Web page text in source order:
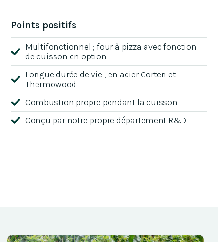
Points positifs
Multifonctionnel ; four à pizza avec fonction
de cuisson en option
Longue durée de vie ; en acier Corten et
Thermowood
Combustion propre pendant la cuisson
Conçu par notre propre département R&D